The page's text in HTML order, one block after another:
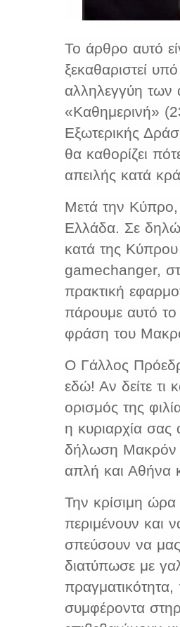
Το άρθρο αυτό
ξεκαθαριστεί
αλληλεγγύη των
«Καθημερινή»
Εξωτερικής
θα καθορίζει
απειλής κατά
Μετά την Κύπρο,
Ελλάδα. Σε
κατά της
gamechanger,
πρακτική
πάρουμε αυτό
φράση του
Ο Γάλλος
εδώ! Αν δείτε τι
ορισμός της
η κυριαρχία σας
δήλωση Μακρόν
απλή και Αθήνα
Την κρίσιμη ώρα
περιμένουν και
σπεύσουν να
διατύπωσε με
πραγματικότητα,
συμφέροντα